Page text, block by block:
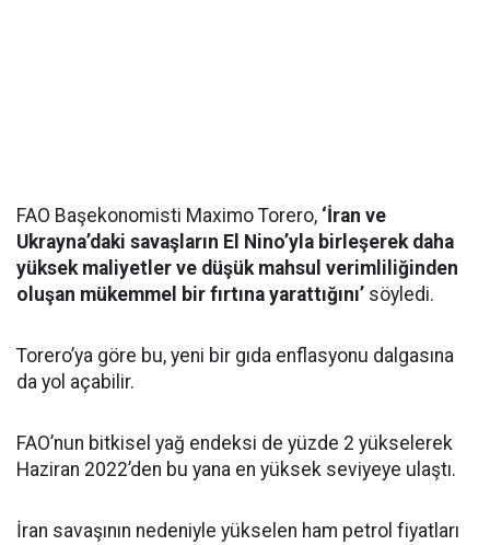
FAO Başekonomisti Maximo Torero, ‘İran ve
Ukrayna’daki savaşların El Nino’yla birleşerek daha
yüksek maliyetler ve düşük mahsul verimliliğinden
oluşan mükemmel bir fırtına yarattığını’ söyledi.
Torero’ya göre bu, yeni bir gıda enflasyonu dalgasına
da yol açabilir.
FAO’nun bitkisel yağ endeksi de yüzde 2 yükselerek
Haziran 2022’den bu yana en yüksek seviyeye ulaştı.
İran savaşının nedeniyle yükselen ham petrol fiyatları